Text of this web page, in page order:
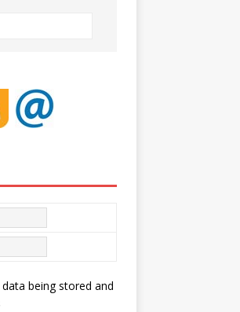
being stored and